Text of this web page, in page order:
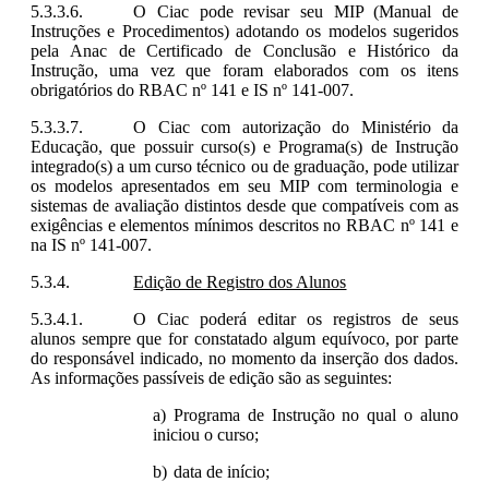
O Ciac pode revisar seu MIP (Manual de
Instruções e Procedimentos) adotando os modelos sugeridos
pela Anac de Certificado de Conclusão e Histórico da
Instrução, uma vez que foram elaborados com os itens
obrigatórios do RBAC nº 141 e IS nº 141-007.
O Ciac com autorização do Ministério da
Educação, que possuir curso(s) e Programa(s) de Instrução
integrado(s) a um curso técnico ou de graduação, pode utilizar
os modelos apresentados em seu MIP com terminologia e
sistemas de avaliação distintos desde que compatíveis com as
exigências e elementos mínimos descritos no RBAC nº 141 e
na IS nº 141-007.
Edição de Registro dos Alunos
O Ciac poderá editar os registros de seus
alunos sempre que for constatado algum equívoco, por parte
do responsável indicado, no momento da inserção dos dados.
As informações passíveis de edição são as seguintes:
Programa de Instrução no qual o aluno
iniciou o curso;
data de início;